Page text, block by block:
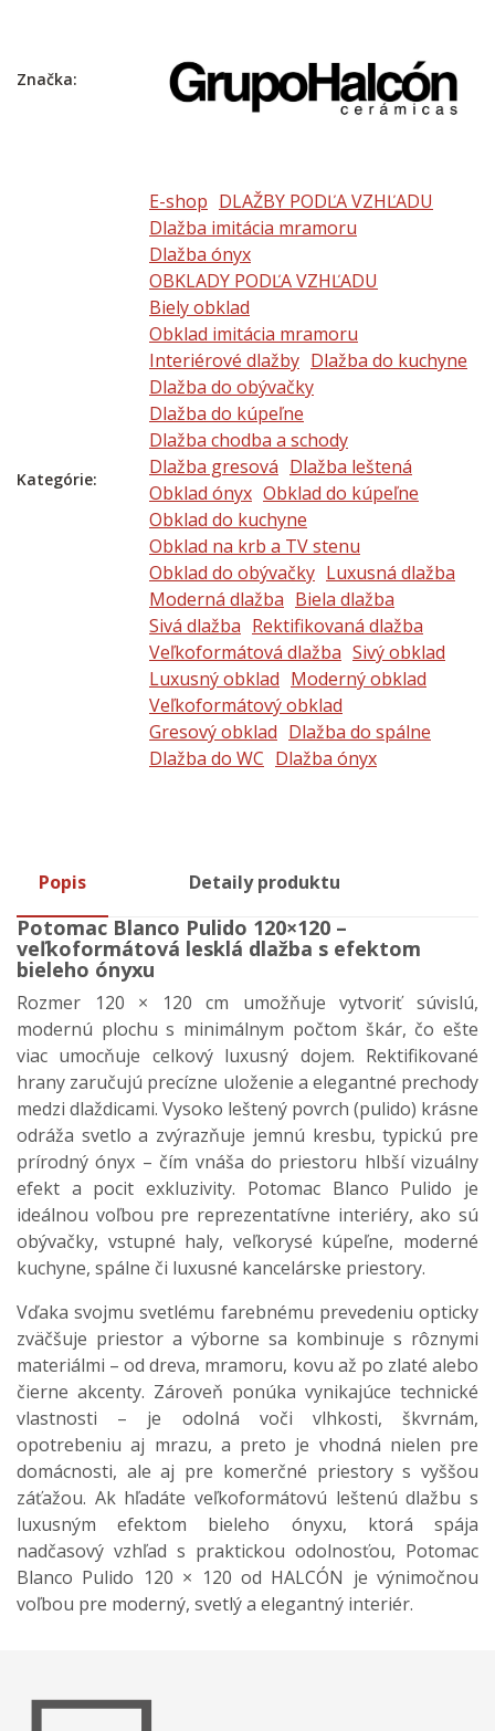
Značka:
Kategórie:
E-shop DLAŽBY PODĽA VZHĽADU
Dlažba imitácia mramoru
Dlažba ónyx
OBKLADY PODĽA VZHĽADU
Biely obklad
Obklad imitácia mramoru
Interiérové dlažby Dlažba do kuchyne
Dlažba do obývačky
Dlažba do kúpeľne
Dlažba chodba a schody
Dlažba gresová Dlažba leštená
Obklad ónyx Obklad do kúpeľne
Obklad do kuchyne
Obklad na krb a TV stenu
Obklad do obývačky Luxusná dlažba
Moderná dlažba Biela dlažba
Sivá dlažba Rektifikovaná dlažba
Veľkoformátová dlažba Sivý obklad
Luxusný obklad Moderný obklad
Veľkoformátový obklad
Gresový obklad Dlažba do spálne
Dlažba do WC Dlažba ónyx
Popis Detaily produktu
Potomac Blanco Pulido 120×120 –
veľkoformátová lesklá dlažba s efektom
bieleho ónyxu
Rozmer 120 × 120 cm umožňuje vytvoriť súvislú,
modernú plochu s minimálnym počtom škár, čo ešte
viac umocňuje celkový luxusný dojem. Rektifikované
hrany zaručujú precízne uloženie a elegantné prechody
medzi dlaždicami. Vysoko leštený povrch (pulido) krásne
odráža svetlo a zvýrazňuje jemnú kresbu, typickú pre
prírodný ónyx – čím vnáša do priestoru hlbší vizuálny
efekt a pocit exkluzivity. Potomac Blanco Pulido je
ideálnou voľbou pre reprezentatívne interiéry, ako sú
obývačky, vstupné haly, veľkorysé kúpeľne, moderné
kuchyne, spálne či luxusné kancelárske priestory.
Vďaka svojmu svetlému farebnému prevedeniu opticky
zväčšuje priestor a výborne sa kombinuje s rôznymi
materiálmi – od dreva, mramoru, kovu až po zlaté alebo
čierne akcenty. Zároveň ponúka vynikajúce technické
vlastnosti – je odolná voči vlhkosti, škvrnám,
opotrebeniu aj mrazu, a preto je vhodná nielen pre
domácnosti, ale aj pre komerčné priestory s vyššou
záťažou. Ak hľadáte veľkoformátovú leštenú dlažbu s
luxusným efektom bieleho ónyxu, ktorá spája
nadčasový vzhľad s praktickou odolnosťou, Potomac
Blanco Pulido 120 × 120 od HALCÓN je výnimočnou
voľbou pre moderný, svetlý a elegantný interiér.